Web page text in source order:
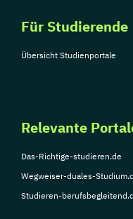
Für Studierende
Übersicht Studienportale
Relevante
Das-Richtige-studieren.de
Wegweiser-duales-
Studieren-